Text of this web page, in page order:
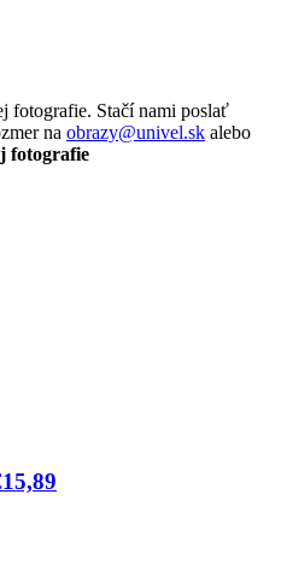
fotografie. Stačí nami poslať
na obrazy@univel.sk alebo
fotografie